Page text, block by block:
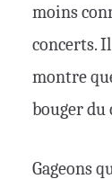
moins
concerts.
montre
bouger du
Gageons